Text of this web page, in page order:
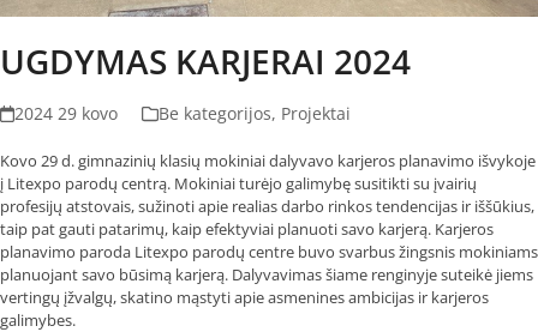
UGDYMAS KARJERAI 2024
2024 29 kovo Be kategorijos, Projektai
Kovo 29 d. gimnazinių klasių mokiniai dalyvavo karjeros planavimo išvykoje
į Litexpo parodų centrą. Mokiniai turėjo galimybę susitikti su įvairių
profesijų atstovais, sužinoti apie realias darbo rinkos tendencijas ir iššūkius,
taip pat gauti patarimų, kaip efektyviai planuoti savo karjerą. Karjeros
planavimo paroda Litexpo parodų centre buvo svarbus žingsnis mokiniams
planuojant savo būsimą karjerą. Dalyvavimas šiame renginyje suteikė jiems
vertingų įžvalgų, skatino mąstyti apie asmenines ambicijas ir karjeros
galimybes.